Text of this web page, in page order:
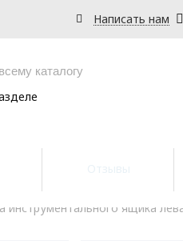
Написать нам
инструментального ящика